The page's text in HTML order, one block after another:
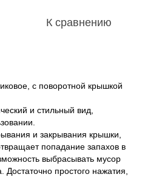
К сравнению
с поворотной крышкой
и стильный вид,
и закрывания крышки,
попадание запахов в
выбрасывать мусор
Достаточно простого нажатия,